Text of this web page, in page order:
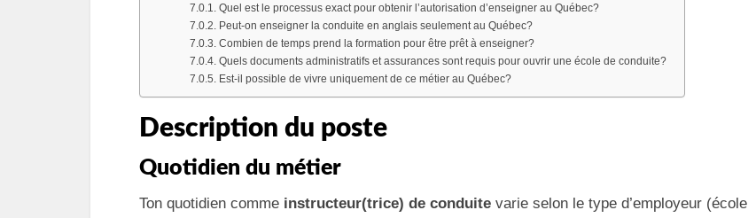
Quel est le processus exact pour obtenir l’autorisation d’enseigner au Québec?
Peut-on enseigner la conduite en anglais seulement au Québec?
Combien de temps prend la formation pour être prêt à enseigner?
Quels documents administratifs et assurances sont requis pour ouvrir une école de conduite?
Est-il possible de vivre uniquement de ce métier au Québec?
Description du poste
Quotidien du métier
Ton quotidien comme instructeur(trice) de conduite varie selon le type d’employeur (école